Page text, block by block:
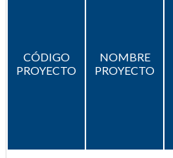
CÓDIGO
PROYECTO
NOMBRE
PROYECTO